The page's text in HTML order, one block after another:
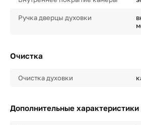
Ручка дверцы духовки
Очистка
Очистка духовки
Дополнительные характеристики